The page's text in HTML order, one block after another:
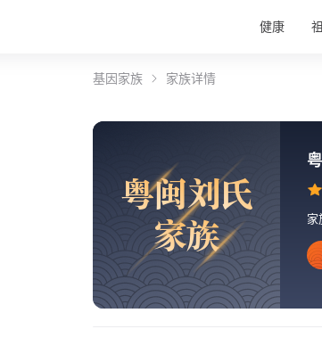
健康
基因家族 家族详情
粤闽刘氏
家族 家